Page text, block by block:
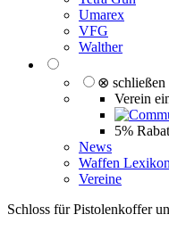
Umarex
VFG
Walther
⊗ schließen
Verein
5%
News
Waffen Lexikon
Vereine
Schloss für Pistolenkoffer